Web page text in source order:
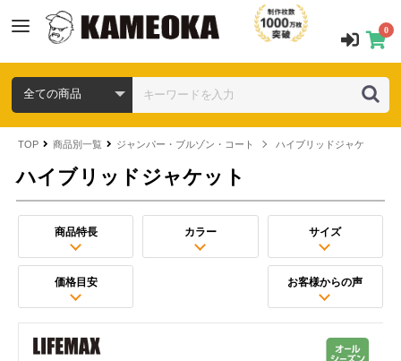
0
TOP 商品別一覧 ジャンパー・ブルゾン・コート ハイブリッドジャケット
ハイブリッドジャケット
商品特長 カラー サイズ
価格目安 お客様からの声